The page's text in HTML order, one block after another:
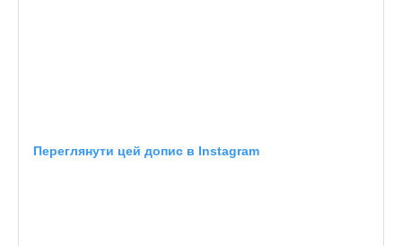
Переглянути цей допис в Instagram